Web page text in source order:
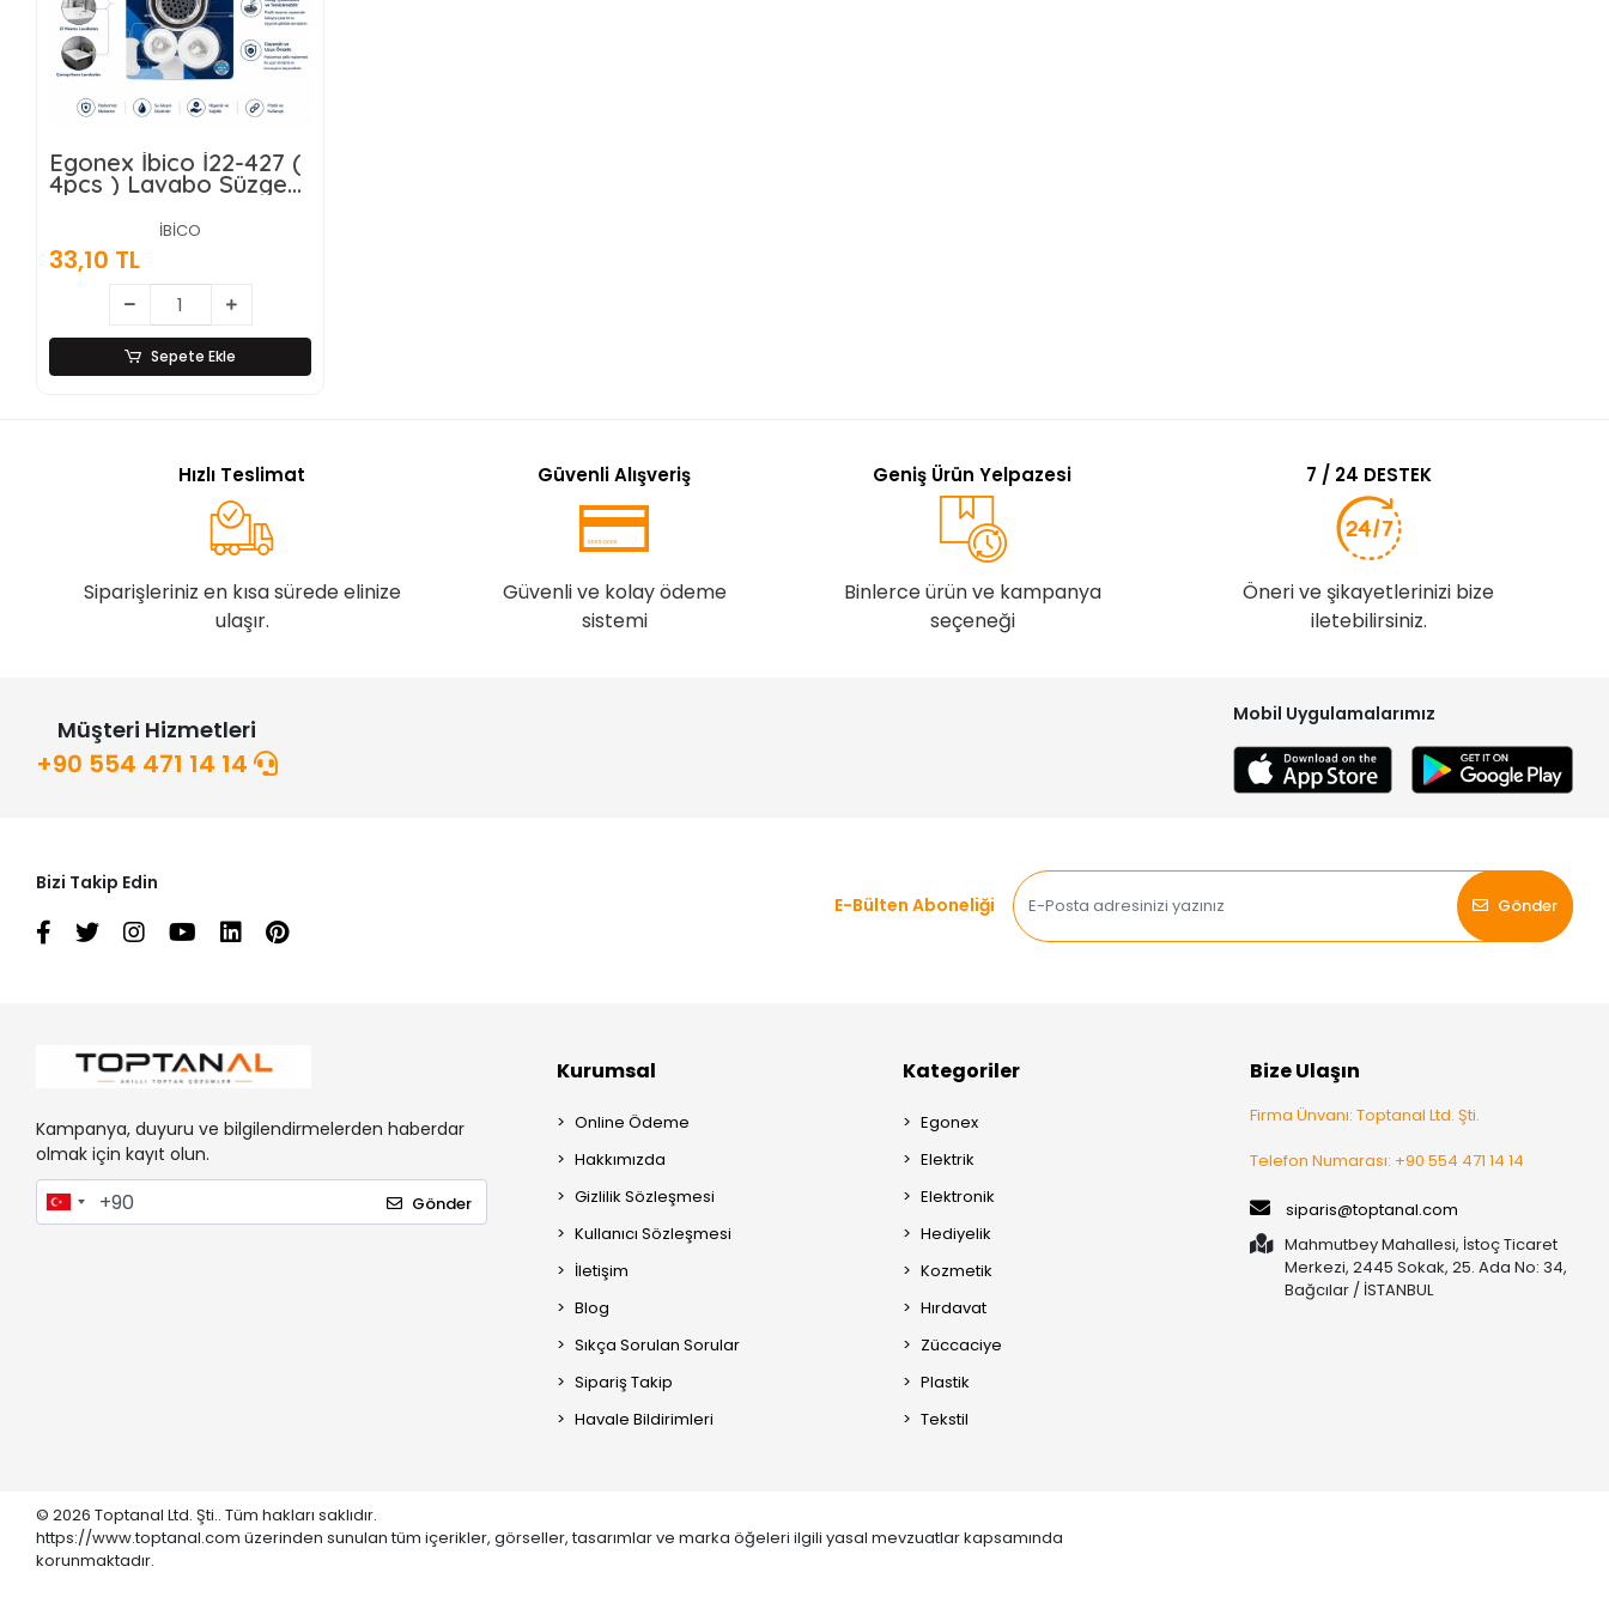
Egonex İbico İ22-427 (
4pcs ) Lavabo Süzgeç
& Tıpa Seti ( 2 Boy
Süzgeç & 2 Boy
Plastik Tıpa )*12x25
İBİCO
33,10 TL
Sepete Ekle
Hızlı Teslimat
Siparişleriniz en kısa sürede elinize
ulaşır.
Güvenli Alışveriş
Güvenli ve kolay ödeme
sistemi
Geniş Ürün Yelpazesi
Binlerce ürün ve kampanya
seçeneği
7 / 24 DESTEK
Öneri ve şikayetlerinizi bize
iletebilirsiniz.
Müşteri Hizmetleri
+90 554 471 14 14
Mobil Uygulamalarımız
Bizi Takip Edin
E-Bülten Aboneliği
Gönder
Kampanya, duyuru ve bilgilendirmelerden haberdar
olmak için kayıt olun.
Gönder
Kurumsal
Online Ödeme
Hakkımızda
Gizlilik Sözleşmesi
Kullanıcı Sözleşmesi
İletişim
Blog
Sıkça Sorulan Sorular
Sipariş Takip
Havale Bildirimleri
Kategoriler
Egonex
Elektrik
Elektronik
Hediyelik
Kozmetik
Hırdavat
Züccaciye
Plastik
Tekstil
Bize Ulaşın
Firma Ünvanı: Toptanal Ltd. Şti.
Telefon Numarası: +90 554 471 14 14
siparis@toptanal.com
Mahmutbey Mahallesi, İstoç Ticaret
Merkezi, 2445 Sokak, 25. Ada No: 34,
Bağcılar / İSTANBUL
© 2026 Toptanal Ltd. Şti.. Tüm hakları saklıdır.
https://www.toptanal.com üzerinden sunulan tüm içerikler, görseller, tasarımlar ve marka öğeleri ilgili yasal mevzuatlar kapsamında
korunmaktadır.